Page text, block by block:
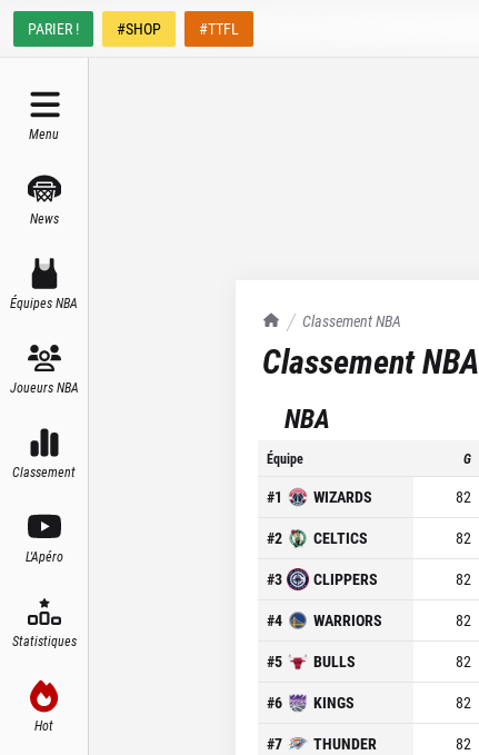
PARIER ! #SHOP #TTFL
Menu
News
Équipes NBA
Joueurs NBA
Classement
L'Apéro
Statistiques
Hot
TrashTalk Actu NBA
Classement NBA
Classement NBA
NBA
Équipe G
#1 WIZARDS 82
#2 CELTICS 82
#3 CLIPPERS 82
#4 WARRIORS 82
#5 BULLS 82
#6 KINGS 82
#7 THUNDER 82